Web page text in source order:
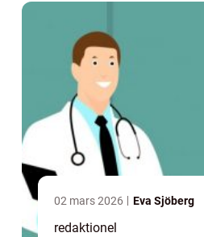
02 mars 2026 Eva Sjöberg
redaktionel